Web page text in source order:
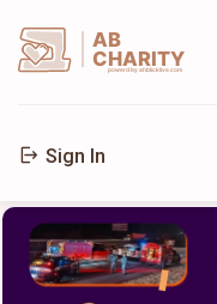
AB
CHARITY
powerd by ahblicklive.com
Sign In